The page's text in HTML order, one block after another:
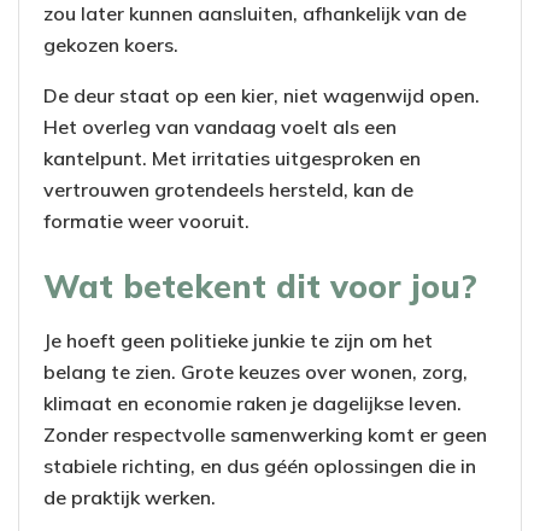
zou later kunnen aansluiten, afhankelijk van de
gekozen koers.
De deur staat op een kier, niet wagenwijd open.
Het overleg van vandaag voelt als een
kantelpunt. Met irritaties uitgesproken en
vertrouwen grotendeels hersteld, kan de
formatie weer vooruit.
Wat betekent dit voor jou?
Je hoeft geen politieke junkie te zijn om het
belang te zien. Grote keuzes over wonen, zorg,
klimaat en economie raken je dagelijkse leven.
Zonder respectvolle samenwerking komt er geen
stabiele richting, en dus géén oplossingen die in
de praktijk werken.